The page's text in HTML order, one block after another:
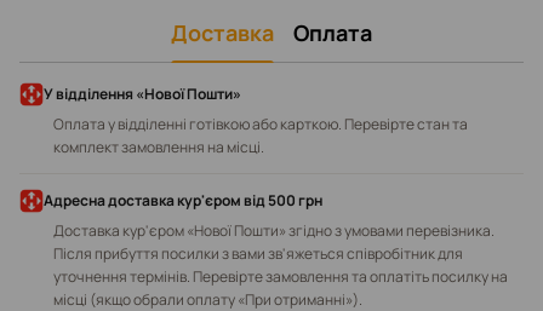
Доставка Оплата
У відділення «Нової Пошти»
Оплата у відділенні готівкою або карткою. Перевірте стан та
комплект замовлення на місці.
Адресна доставка кур'єром від 500 грн
Доставка кур'єром «Нової Пошти» згідно з умовами перевізника.
Після прибуття посилки з вами зв'яжеться співробітник для
уточнення термінів. Перевірте замовлення та оплатіть посилку на
місці (якщо обрали оплату «При отриманні»).